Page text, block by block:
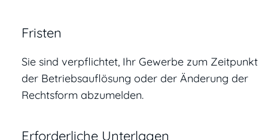
Fristen
Sie sind verpflichtet, Ihr Gewerbe zum Zeitpunkt
der Betriebsauflösung oder der Änderung der
Rechtsform abzumelden.
Erforderliche Unterlagen